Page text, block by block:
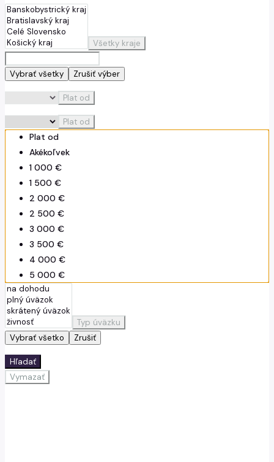
Všetky kraje
Vybrať všetky Zrušiť výber
Plat od
Plat od
Plat od
Akékoľvek
1 000 €
1 500 €
2 000 €
2 500 €
3 000 €
3 500 €
4 000 €
5 000 €
7 500 €
Typ úväzku
Vybrať všetko
Zrušiť
Hľadať
Vymazať